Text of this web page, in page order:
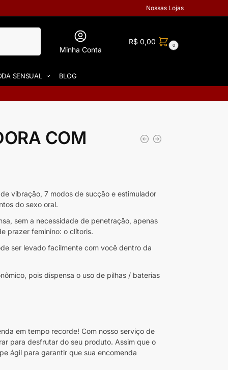
Nossas Lojas
Minha Conta
R$ 0,00 0
SENSUAL BLOG
COM
vibração, 7 modos de sucção e estimulador
do sexo oral.
sem a necessidade de penetração, apenas
prazer feminino: o clítoris.
ser levado facilmente com você dentro da
pois dispensa o uso de pilhas / baterias
em tempo recorde! Com nosso serviço de
para desfrutar do seu produto. Assim que o
ágil para garantir que sua encomenda